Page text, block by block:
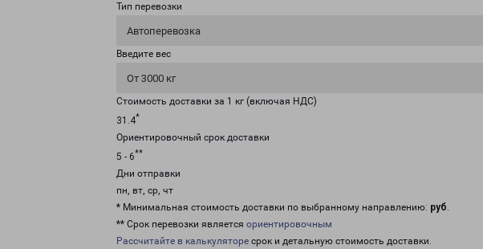
Тип перевозки
Автоперевозка
Введите вес
От 3000 кг
Стоимость доставки за 1 кг (включая НДС)
31.4*
Ориентировочный срок доставки
5 - 6**
Дни отправки
пн, вт, ср, чт
* Минимальная стоимость доставки по выбранному направлению: руб.
** Срок перевозки является ориентировочным
Рассчитайте в калькуляторе срок и детальную стоимость доставки.